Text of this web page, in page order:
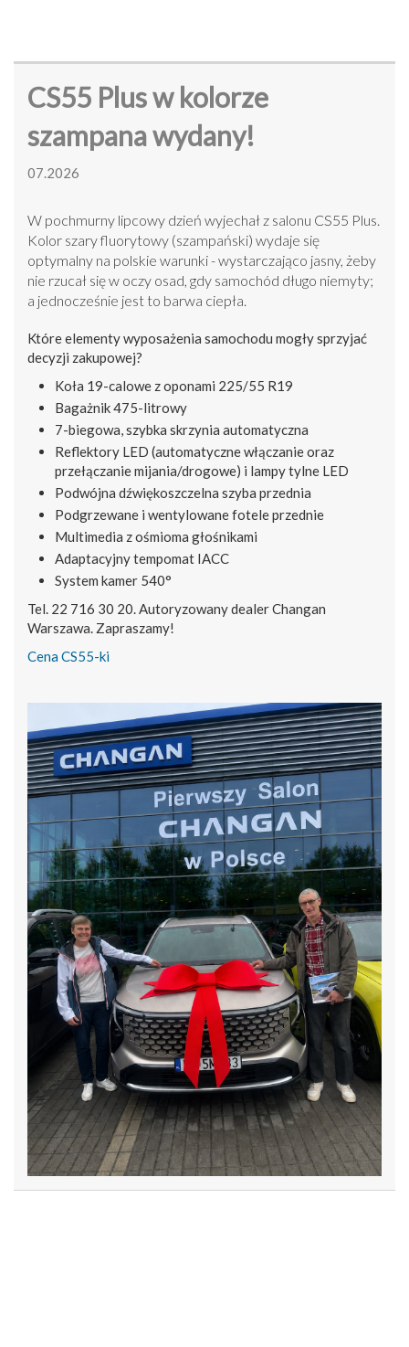
CS55 Plus w kolorze
szampana wydany!
07.2026
W pochmurny lipcowy dzień wyjechał z salonu CS55 Plus.
Kolor szary fluorytowy (szampański) wydaje się
optymalny na polskie warunki - wystarczająco jasny, żeby
nie rzucał się w oczy osad, gdy samochód długo niemyty;
a jednocześnie jest to barwa ciepła.
Które elementy wyposażenia samochodu mogły sprzyjać
decyzji zakupowej?
Koła 19-calowe z oponami 225/55 R19
Bagażnik 475-litrowy
7-biegowa, szybka skrzynia automatyczna
Reflektory LED (automatyczne włączanie oraz
przełączanie mijania/drogowe) i lampy tylne LED
Podwójna dźwiękoszczelna szyba przednia
Podgrzewane i wentylowane fotele przednie
Multimedia z ośmioma głośnikami
Adaptacyjny tempomat IACC
System kamer 540°
Tel. 22 716 30 20. Autoryzowany dealer Changan
Warszawa. Zapraszamy!
Cena CS55-ki